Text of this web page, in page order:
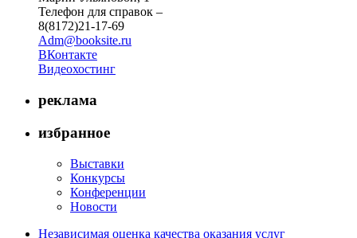
Телефон для справок –
8(8172)21-17-69
Adm@booksite.ru
ВКонтакте
Видеохостинг
реклама
избранное
Выставки
Конкурсы
Конференции
Новости
Независимая оценка качества оказания услуг